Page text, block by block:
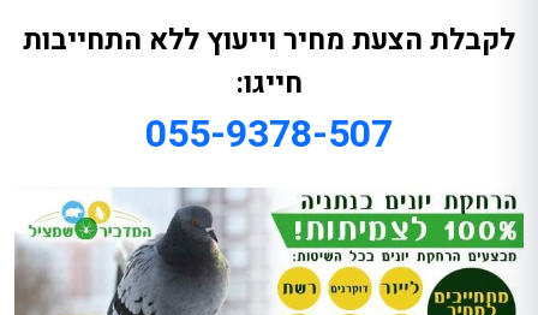
לקבלת הצעת מחיר וייעוץ ללא התחייבות
חייגו:
055-9378-507